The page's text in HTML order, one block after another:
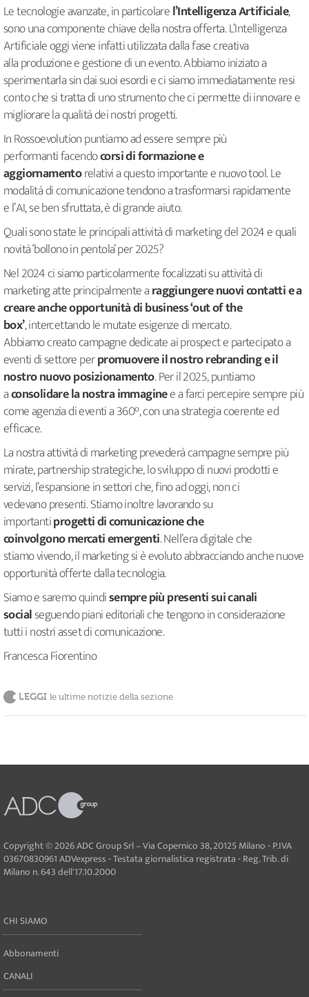
Le tecnologie avanzate, in particolarel’Intelligenza Artificiale,
sono una componente chiave della nostra offerta. L’Intelligenza
Artificiale oggi viene infatti utilizzata dalla fase creativa
alla produzione e gestione di un evento. Abbiamo iniziato a
sperimentarla sin dai suoi esordi e ci siamo immediatamente resi
conto che si tratta di uno strumento che ci permette di innovare e
migliorare la qualità dei nostri progetti.
In Rossoevolution puntiamo ad essere sempre più
performanti facendocorsi di formazione e
aggiornamentorelativi a questo importante e nuovo tool. Le
modalità di comunicazione tendono a trasformarsi rapidamente
e l’AI, se ben sfruttata, è di grande aiuto.
Quali sono state le principali attività di marketing del 2024 e quali
novità ‘bollono in pentola’ per 2025?
Nel 2024 ci siamo particolarmente focalizzati su attività di
marketing atte principalmente araggiungere nuovi contatti e a
creare ancheopportunità di business ‘out of the
box’, intercettando le mutate esigenze di mercato.
Abbiamo creato campagne dedicate ai prospect e partecipato a
eventi di settore perpromuovere il nostrorebranding e il
nostro nuovo posizionamento. Per il 2025, puntiamo
aconsolidare la nostra immaginee a farci percepire sempre più
come agenzia di eventi a 360°, con una strategia coerente ed
efficace.
La nostra attività di marketing prevederà campagne sempre più
mirate, partnership strategiche, lo sviluppo di nuovi prodotti e
servizi, l’espansione in settori che, fino ad oggi, non ci
vedevano presenti. Stiamo inoltre lavorando su
importantiprogetti di comunicazione che
coinvolgonomercati emergenti. Nell’era digitale che
stiamo vivendo, il marketing si è evoluto abbracciando anche nuove
opportunità offerte dalla tecnologia.
Siamo e saremo quindisempre più presenti suicanali
socialseguendo piani editoriali che tengono in considerazione
tutti i nostri asset di comunicazione.
Francesca Fiorentino
LEGGI le ultime notizie della sezione
Copyright © 2026 ADC Group Srl – Via Copernico 38, 20125 Milano - P.IVA
03670830961 ADVexpress - Testata giornalistica registrata - Reg. Trib. di
Milano n. 643 dell'17.10.2000
CHI SIAMO
Abbonamenti
CANALI